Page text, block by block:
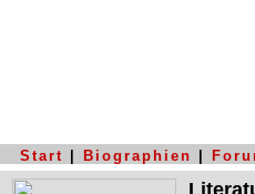
Start Biographien